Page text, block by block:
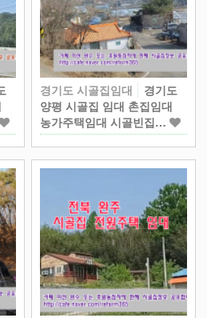
경기도 시골집임대
경기도
양평 시골집 임대 촌집임대
농가주택임대 시골빈집…